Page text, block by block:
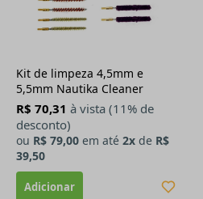
Kit de limpeza 4,5mm e
5,5mm Nautika Cleaner
R$ 70,31 à vista (11% de
desconto)
ou R$ 79,00 em até 2x de R$
39,50